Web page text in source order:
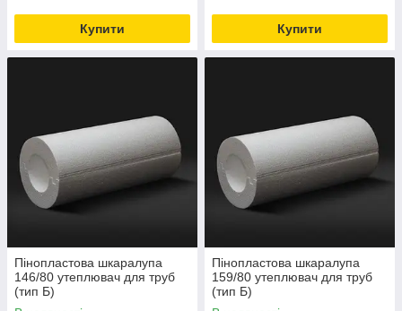
Купити Купити
Пінопластова шкаралупа
146/80 утеплювач для труб
(тип Б)
Пінопластова шкаралупа
159/80 утеплювач для труб
(тип Б)